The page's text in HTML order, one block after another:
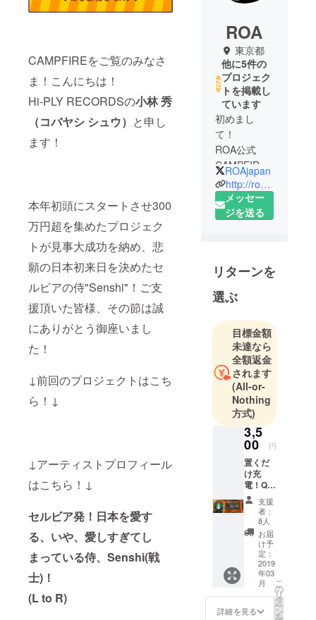
CAMPFIREをご覧のみなさ
ま！こんにちは！
Hi-PLY RECORDSの小林 秀
（コバヤシ シュウ） と申し
ます！
本年初頭にスタートさせ300
万円超を集めたプロジェク
トが見事大成功を納め、悲
願の日本初来日を決めたセ
ルビアの侍"Senshi"！ご支
援頂いた皆様、その節は誠
にありがとう御座いまし
た！
↓前回のプロジェクトはこち
ら！↓
↓アーティストプロフィール
はこちら！↓
セルビア発！ 日本を愛す
る、いや、愛しすぎてし
まっている侍、Senshi(戦
士)！
(L to R)
ROA
東京都
他に5件の
プロジェク
トを掲載し
ています
初めまし
て！
ROA公式
CAMPFIRE
ページで
す！
ROAjapan
http://roa81.com/
メッセー
ジを送る
リターンを
選ぶ
目標金額
未達なら
全額返金
されます
(All-or-
Nothing
方式)
3,5
00 円
置くだ
け充
電！Qi
ワイヤ
レスス
マート
フォン
充電
器！
(ROA &
Senshi)
【製品
特徴】
Qi対応
支援
者：
8人
お届
け予
定：
2019
年03
月
詳細を見る
こ
の
リ
タ
ー
ン
を